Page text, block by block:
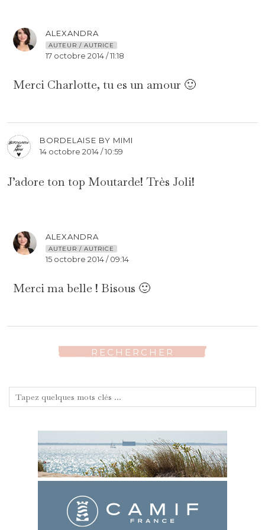
ALEXANDRA
AUTEUR / AUTRICE
17 octobre 2014 / 11:18
Merci Charlotte, tu es un amour 🙂
BORDELAISE BY MIMI
14 octobre 2014 / 10:59
J’adore ton top Moutarde! Très Joli!
ALEXANDRA
AUTEUR / AUTRICE
15 octobre 2014 / 09:14
Merci ma belle ! Bisous 🙂
RECHERCHER